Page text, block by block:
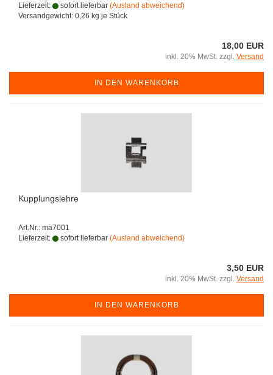
Lieferzeit:
sofort lieferbar (Ausland abweichend)
Versandgewicht: 0,26 kg je Stück
18,00 EUR
inkl. 20% MwSt. zzgl. Versand
IN DEN WARENKORB
Kupplungslehre
Art.Nr.: mä7001
Lieferzeit:
sofort lieferbar (Ausland abweichend)
3,50 EUR
inkl. 20% MwSt. zzgl. Versand
IN DEN WARENKORB